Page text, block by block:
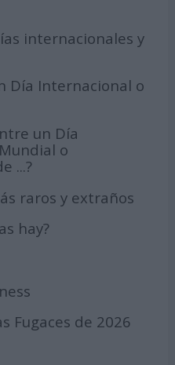
internacionales y
Día Internacional o
un Día
o
...?
raros y extraños
hay?
Fugaces de 2026